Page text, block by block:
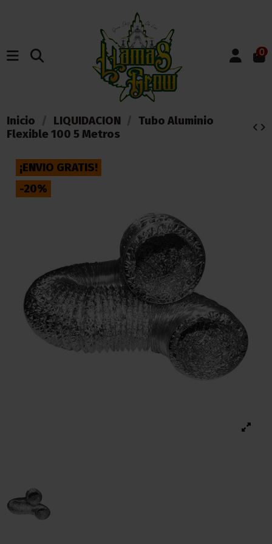
0
Inicio LIQUIDACION
Tubo Aluminio
Flexible 100 5 Metros
¡ENVIO GRATIS!
-20%